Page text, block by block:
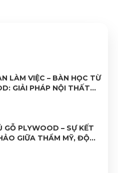
LÀM VIỆC – BÀN HỌC TỪ
GIẢI PHÁP NỘI THẤT
ĐẠI VÀ ĐA DẠNG ỨNG
GỖ PLYWOOD – SỰ KẾT
GIỮA THẨM MỸ, ĐỘ
DỤNG